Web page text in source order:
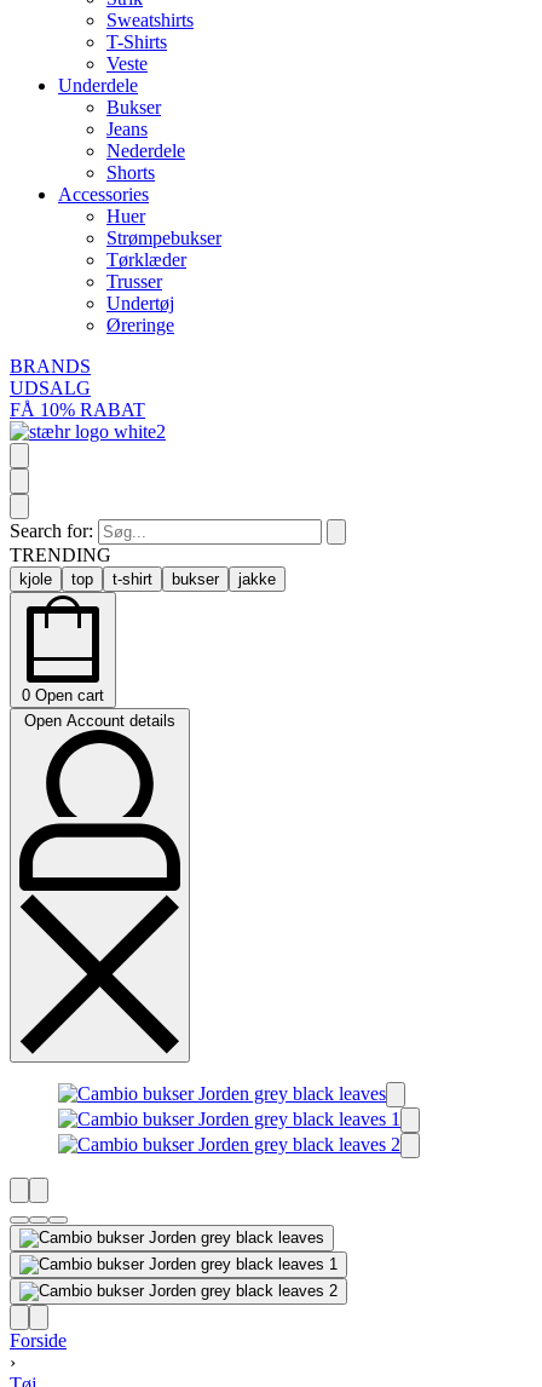
Sweatshirts
T-Shirts
Veste
Underdele
Bukser
Jeans
Nederdele
Shorts
Accessories
Huer
Strømpebukser
Tørklæder
Trusser
Undertøj
Øreringe
BRANDS
UDSALG
FÅ 10% RABAT
Search for:
TRENDING
kjole top t-shirt bukser jakke
0 Open cart
Open Account details
Forside
›